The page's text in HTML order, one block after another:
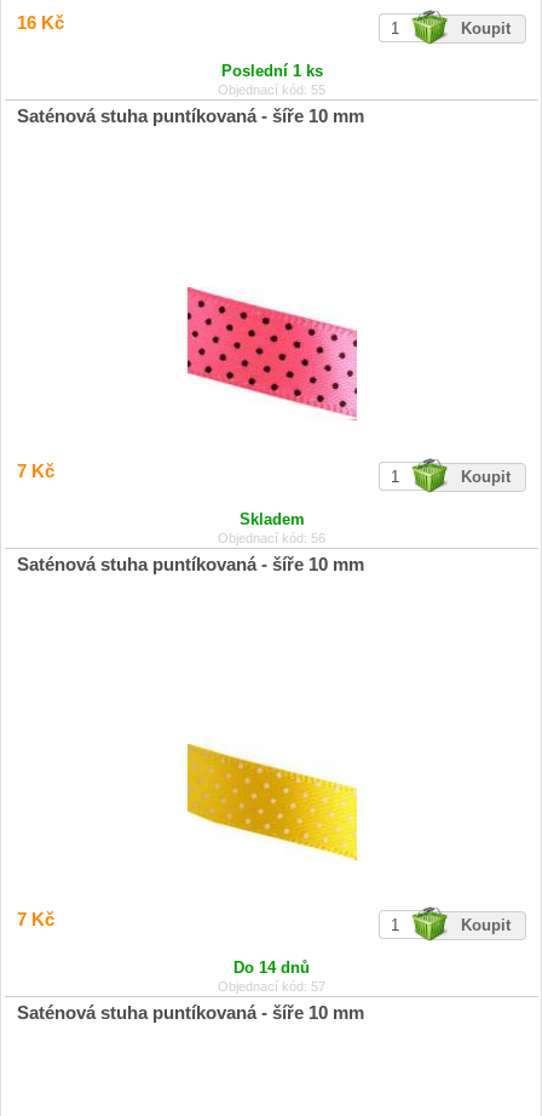
16 Kč
Poslední 1 ks
Objednací kód: 55
Saténová stuha puntíkovaná - šíře 10 mm
7 Kč
Skladem
Objednací kód: 56
Saténová stuha puntíkovaná - šíře 10 mm
7 Kč
Do 14 dnů
Objednací kód: 57
Saténová stuha puntíkovaná - šíře 10 mm